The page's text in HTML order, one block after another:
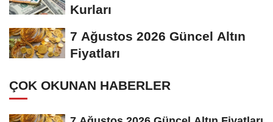
Kurları
7 Ağustos 2026 Güncel Altın
Fiyatları
ÇOK OKUNAN HABERLER